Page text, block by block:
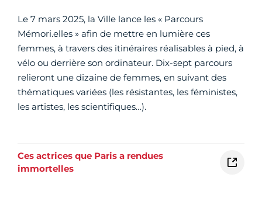
Le 7 mars 2025, la Ville lance les « Parcours
Mémori.elles » afin de mettre en lumière ces
femmes, à travers des itinéraires réalisables à pied, à
vélo ou derrière son ordinateur. Dix-sept parcours
relieront une dizaine de femmes, en suivant des
thématiques variées (les résistantes, les féministes,
les artistes, les scientifiques…).
Ces actrices que Paris a rendues
immortelles